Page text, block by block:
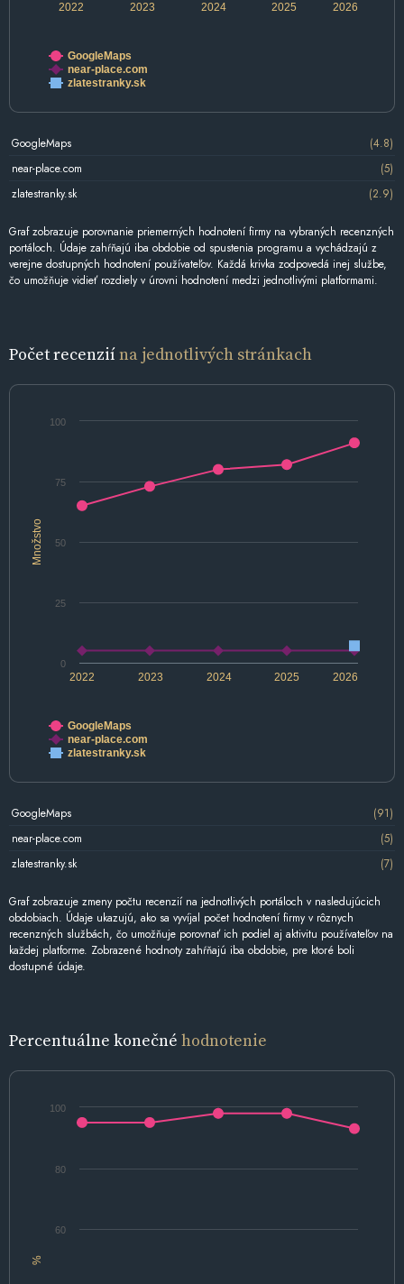
2022 2024 2026
2023 2025
GoogleMaps
near-place.com
zlatestranky.sk
GoogleMaps
(4.8)
near-place.com
(5)
zlatestranky.sk
(2.9)
Graf zobrazuje porovnanie priemerných hodnotení firmy na vybraných recenzných
portáloch. Údaje zahŕňajú iba obdobie od spustenia programu a vychádzajú z
verejne dostupných hodnotení používateľov. Každá krivka zodpovedá inej službe,
čo umožňuje vidieť rozdiely v úrovni hodnotení medzi jednotlivými platformami.
Počet recenziína jednotlivých stránkach
Množstvo
2022 2024 2026
2023 2025
0
100
25
50
75
GoogleMaps
near-place.com
zlatestranky.sk
GoogleMaps
(91)
near-place.com
(5)
zlatestranky.sk
(7)
Graf zobrazuje zmeny počtu recenzií na jednotlivých portáloch v nasledujúcich
obdobiach. Údaje ukazujú, ako sa vyvíjal počet hodnotení firmy v rôznych
recenzných službách, čo umožňuje porovnať ich podiel aj aktivitu používateľov na
každej platforme. Zobrazené hodnoty zahŕňajú iba obdobie, pre ktoré boli
dostupné údaje.
Percentuálne konečné hodnotenie
%
60
80
100